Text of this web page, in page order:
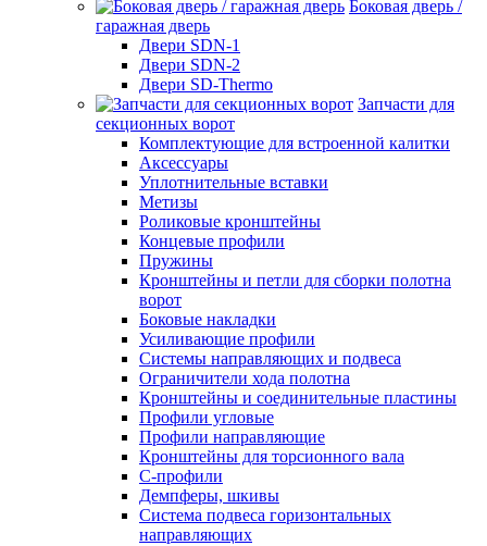
Боковая дверь /
гаражная дверь
Двери SDN-1
Двери SDN-2
Двери SD-Thermo
Запчасти для
секционных ворот
Комплектующие для встроенной калитки
Аксессуары
Уплотнительные вставки
Метизы
Роликовые кронштейны
Концевые профили
Пружины
Кронштейны и петли для сборки полотна
ворот
Боковые накладки
Усиливающие профили
Системы направляющих и подвеса
Ограничители хода полотна
Кронштейны и соединительные пластины
Профили угловые
Профили направляющие
Кронштейны для торсионного вала
С-профили
Демпферы, шкивы
Система подвеса горизонтальных
направляющих